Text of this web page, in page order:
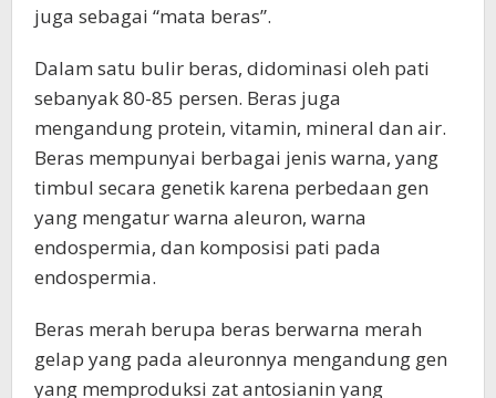
juga sebagai “mata beras”.
Dalam satu bulir beras, didominasi oleh pati
sebanyak 80-85 persen. Beras juga
mengandung protein, vitamin, mineral dan air.
Beras mempunyai berbagai jenis warna, yang
timbul secara genetik karena perbedaan gen
yang mengatur warna aleuron, warna
endospermia, dan komposisi pati pada
endospermia.
Beras merah berupa beras berwarna merah
gelap yang pada aleuronnya mengandung gen
yang memproduksi zat antosianin yang